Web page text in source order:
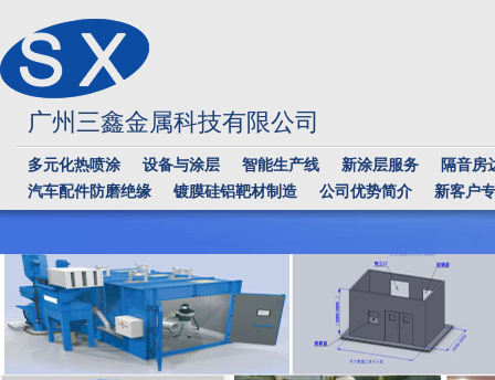
广州三鑫金属科技有限公司
多元化热喷涂 设备与涂层 智能生产线 新涂层服务
隔音房
汽车配件防磨绝缘
镀膜硅铝靶材制造 公司优势简介 新客户